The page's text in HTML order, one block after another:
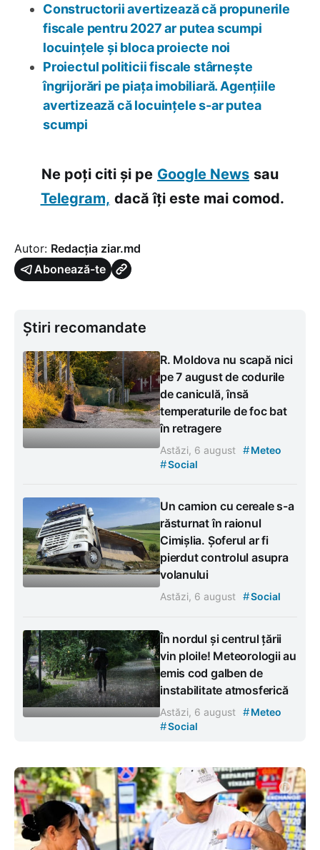
Constructorii avertizează că propunerile
fiscale pentru 2027 ar putea scumpi
locuințele și bloca proiecte noi
Proiectul politicii fiscale stârnește
îngrijorări pe piața imobiliară. Agențiile
avertizează că locuințele s-ar putea
scumpi
Ne poți citi și pe Google News sau
Telegram, dacă îți este mai comod.
Autor: Redacția ziar.md
Abonează-te
Știri recomandate
R. Moldova nu scapă nici
pe 7 august de codurile
de caniculă, însă
temperaturile de foc bat
în retragere
Astăzi, 6 august #Meteo
#Social
Un camion cu cereale s-a
răsturnat în raionul
Cimișlia. Șoferul ar fi
pierdut controlul asupra
volanului
Astăzi, 6 august #Social
În nordul și centrul țării
vin ploile! Meteorologii au
emis cod galben de
instabilitate atmosferică
Astăzi, 6 august #Meteo
#Social